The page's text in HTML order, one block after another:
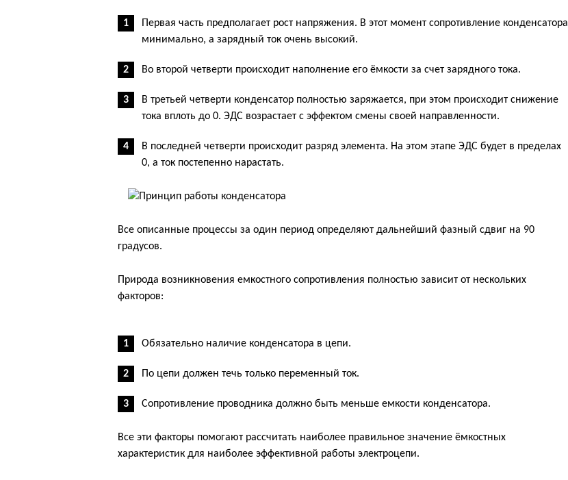
Первая часть предполагает рост напряжения. В этот момент сопротивление конденсатора
минимально, а зарядный ток очень высокий.
Во второй четверти происходит наполнение его ёмкости за счет зарядного тока.
В третьей четверти конденсатор полностью заряжается, при этом происходит снижение
тока вплоть до 0. ЭДС возрастает с эффектом смены своей направленности.
В последней четверти происходит разряд элемента. На этом этапе ЭДС будет в пределах
0, а ток постепенно нарастать.
Все описанные процессы за один период определяют дальнейший фазный сдвиг на 90
градусов.
Природа возникновения емкостного сопротивления полностью зависит от нескольких
факторов:
Обязательно наличие конденсатора в цепи.
По цепи должен течь только переменный ток.
Сопротивление проводника должно быть меньше емкости конденсатора.
Все эти факторы помогают рассчитать наиболее правильное значение ёмкостных
характеристик для наиболее эффективной работы электроцепи.